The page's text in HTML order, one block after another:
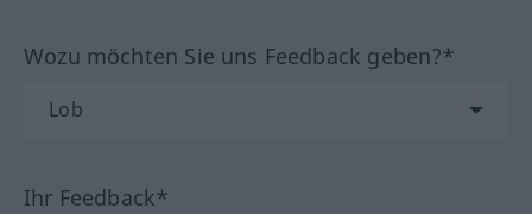
Wozu möchten Sie uns Feedback geben?*
Ihr Feedback*